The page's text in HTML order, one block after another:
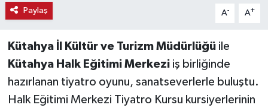
Paylaş A- A+
Kütahya İl Kültür ve Turizm Müdürlüğüile
Kütahya Halk Eğitimi Merkeziiş birliğinde
hazırlanan tiyatro oyunu, sanatseverlerle buluştu.
Halk Eğitimi Merkezi Tiyatro Kursu kursiyerlerinin
Sağlık
Seri İlan
Siyaset
Spor